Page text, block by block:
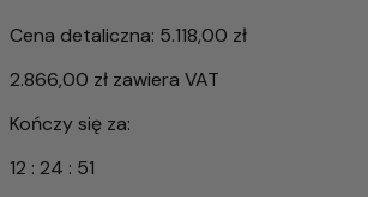
Cena detaliczna: 5.118,00 zł
2.866,00 zł zawiera VAT
Kończy się za:
12 : 24 : 48